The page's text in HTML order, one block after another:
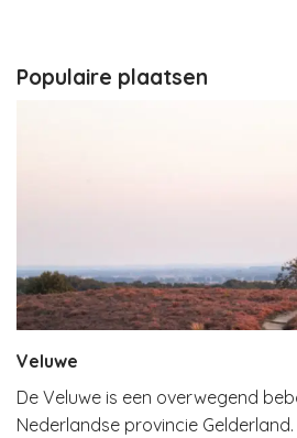
Populaire plaatsen
Veluwe
De Veluwe is een overwegend
Nederlandse provincie